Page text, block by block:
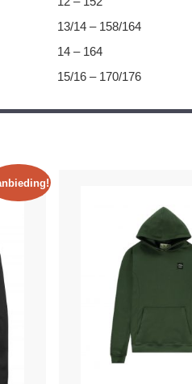
13/14 – 158/164
14 – 164
15/16 – 170/176